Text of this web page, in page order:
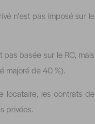
n'est pas imposé sur le
basée sur le RC, mais
majoré de 40 %).
locataire, les contrats de
privées.